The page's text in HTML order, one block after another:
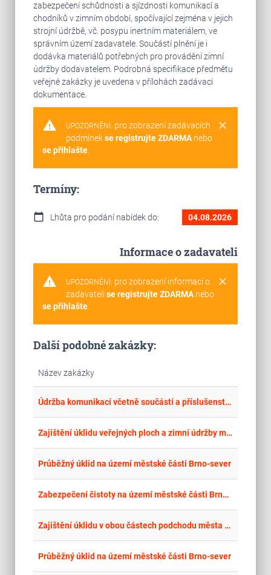
zabezpečení schůdnosti a sjízdnosti komunikací a
chodníků v zimním období, spočívající zejména v jejich
strojní údržbě, vč. posypu inertním materiálem, ve
správním území zadavatele. Součástí plnění je i
dodávka materiálů potřebných pro provádění zimní
údržby dodavatelem. Podrobná specifikace předmětu
veřejné zakázky je uvedena v přílohách zadávací
dokumentace.
warning clear
UPOZORNĚNÍ: pro zobrazení zadávacích
podmínekse registrujte ZDARMAnebo
se přihlašte.
Termíny:
calendar_today Lhůta pro podání nabídek do: 04.08.2026
Informace o zadavateli
warning clear
UPOZORNĚNÍ: pro zobrazení informací o
zadavateli se registrujte ZDARMAnebo
se přihlašte.
Další podobné zakázky:
Název zakázky
Údržba komunikací včetně součástí a příslušenství ve vlastnictví statutárního města Třince
Zajištění úklidu veřejných ploch a zimní údržby městské části Praha 22
Průběžný úklid na území městské části Brno-sever
Zabezpečení čistoty na území městské části Brno-sever
Zajištění úklidu v obou částech podchodu města Český Těšín – od ul. Nádražní (pošty a lékárny) a od ul. Jablunkovská u OC BILLA a dále zajištění úklidu podchodu Demelloch u ČSOB mezi ul. Jablunkovská a ul. Nádražní
Průběžný úklid na území městské části Brno-sever